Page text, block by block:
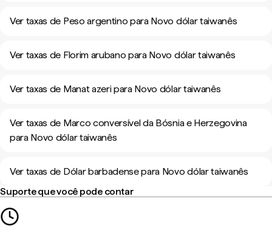
Ver taxas de Peso argentino para Novo dólar taiwanês
Ver taxas de Florim arubano para Novo dólar taiwanês
Ver taxas de Manat azeri para Novo dólar taiwanês
Ver taxas de Marco conversível da Bósnia e Herzegovina
para Novo dólar taiwanês
Ver taxas de Dólar barbadense para Novo dólar taiwanês
Suporte que você pode contar